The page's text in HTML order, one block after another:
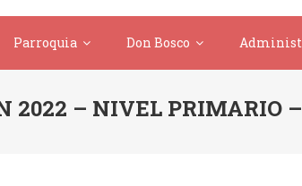
Parroquia Don Bosco
2022 – NIVEL PRIMARIO